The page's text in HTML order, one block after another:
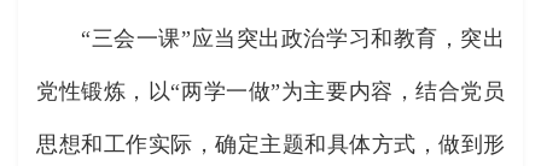
“三会一课”应当突出政治学习和教育，突出
党性锻炼，以“两学一做”为主要内容，结合党员
思想和工作实际，确定主题和具体方式，做到形